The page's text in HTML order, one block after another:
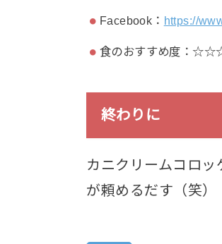
Facebook： https://
食のおすすめ度：
終わりに
カニクリームコロ
が頼めるだす（笑）